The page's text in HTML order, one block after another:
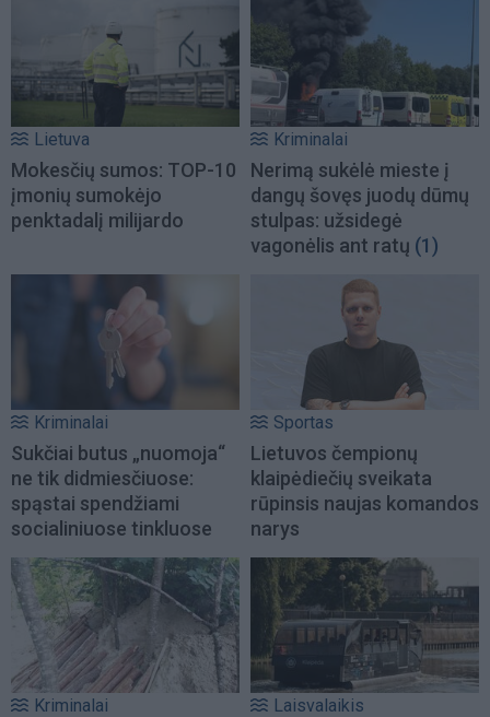
Lietuva
Mokesčių sumos: TOP-10
įmonių sumokėjo
penktadalį milijardo
Kriminalai
Nerimą sukėlė mieste į
dangų šovęs juodų dūmų
stulpas: užsidegė
vagonėlis ant ratų (1)
Kriminalai
Sukčiai butus „nuomoja“
ne tik didmiesčiuose:
spąstai spendžiami
socialiniuose tinkluose
Sportas
Lietuvos čempionų
klaipėdiečių sveikata
rūpinsis naujas komandos
narys
Kriminalai Laisvalaikis